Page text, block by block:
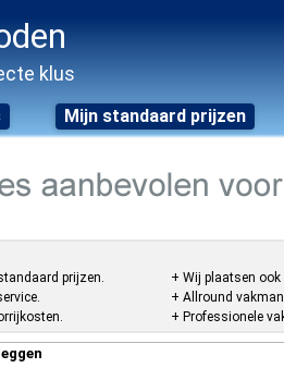
klus
Mijn standaard prijzen
prijzen.
+ Wij plaatsen ook
+ Allround
+ Professionele